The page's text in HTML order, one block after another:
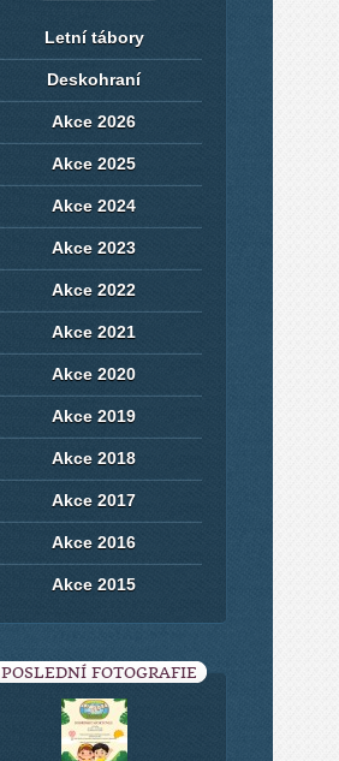
Letní tábory
Deskohraní
Akce 2026
Akce 2025
Akce 2024
Akce 2023
Akce 2022
Akce 2021
Akce 2020
Akce 2019
Akce 2018
Akce 2017
Akce 2016
Akce 2015
POSLEDNÍ FOTOGRAFIE